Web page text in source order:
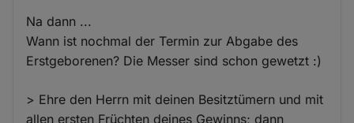
Na dann ...
Wann ist nochmal der Termin zur Abgabe des
Erstgeborenen? Die Messer sind schon gewetzt :)
> Ehre den Herrn mit deinen Besitztümern und mit
allen ersten Früchten deines Gewinns; dann